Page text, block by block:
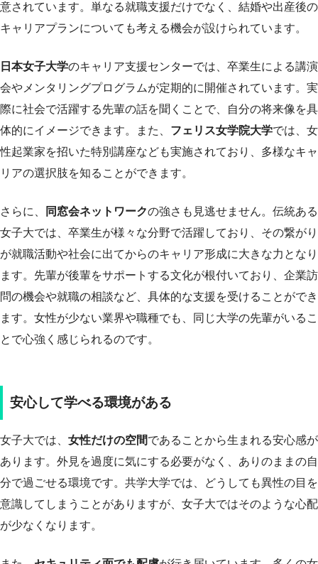
意されています。単なる就職支援だけでなく、結婚や出産後の
キャリアプランについても考える機会が設けられています。
日本女子大学のキャリア支援センターでは、卒業生による講演
会やメンタリングプログラムが定期的に開催されています。実
際に社会で活躍する先輩の話を聞くことで、自分の将来像を具
体的にイメージできます。また、 フェリス女学院大学では、女
性起業家を招いた特別講座なども実施されており、多様なキャ
リアの選択肢を知ることができます。
さらに、 同窓会ネットワークの強さも見逃せません。伝統ある
女子大では、卒業生が様々な分野で活躍しており、その繋がり
が就職活動や社会に出てからのキャリア形成に大きな力となり
ます。先輩が後輩をサポートする文化が根付いており、企業訪
問の機会や就職の相談など、具体的な支援を受けることができ
ます。女性が少ない業界や職種でも、同じ大学の先輩がいるこ
とで心強く感じられるのです。
安心して学べる環境がある
女子大では、 女性だけの空間であることから生まれる安心感が
あります。外見を過度に気にする必要がなく、ありのままの自
分で過ごせる環境です。共学大学では、どうしても異性の目を
意識してしまうことがありますが、女子大ではそのような心配
が少なくなります。